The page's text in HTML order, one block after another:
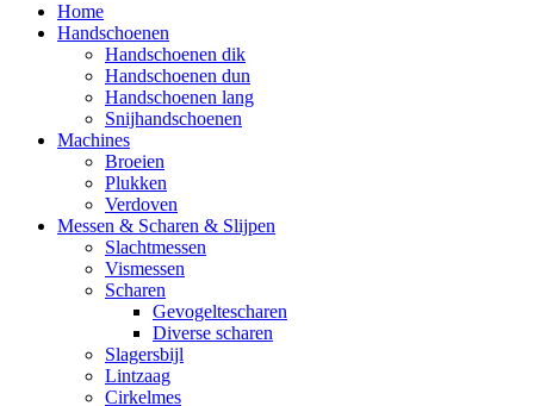
Home
Handschoenen
Handschoenen dik
Handschoenen dun
Handschoenen lang
Snijhandschoenen
Machines
Broeien
Plukken
Verdoven
Messen & Scharen & Slijpen
Slachtmessen
Vismessen
Scharen
Gevogeltescharen
Diverse scharen
Slagersbijl
Lintzaag
Cirkelmes